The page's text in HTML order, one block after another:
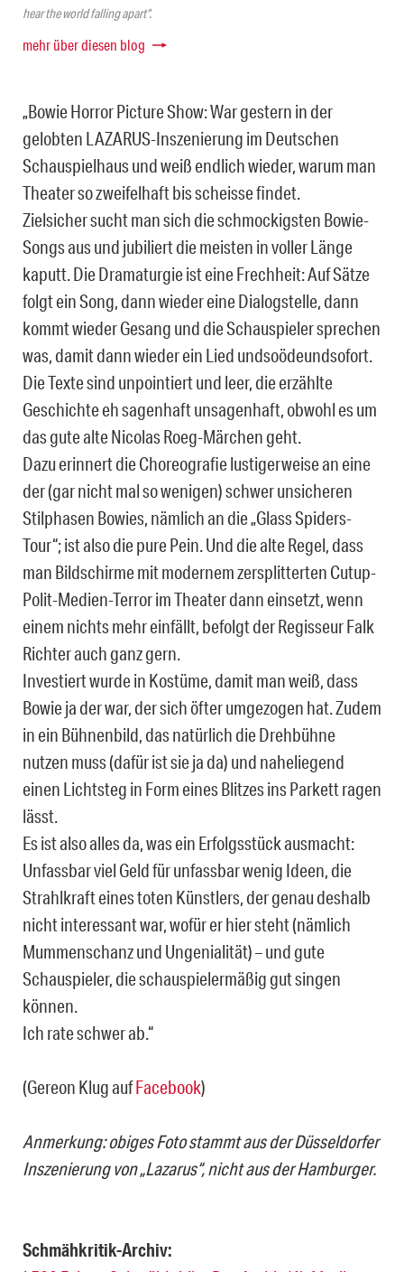
hear the world falling apart“.
mehr über diesen blog
„Bowie Horror Picture Show: War gestern in der
gelobten LAZARUS-Inszenierung im Deutschen
Schauspielhaus und weiß endlich wieder, warum man
Theater so zweifelhaft bis scheisse findet.
Zielsicher sucht man sich die schmockigsten Bowie-
Songs aus und jubiliert die meisten in voller Länge
kaputt. Die Dramaturgie ist eine Frechheit: Auf Sätze
folgt ein Song, dann wieder eine Dialogstelle, dann
kommt wieder Gesang und die Schauspieler sprechen
was, damit dann wieder ein Lied undsoödeundsofort.
Die Texte sind unpointiert und leer, die erzählte
Geschichte eh sagenhaft unsagenhaft, obwohl es um
das gute alte Nicolas Roeg-Märchen geht.
Dazu erinnert die Choreografie lustigerweise an eine
der (gar nicht mal so wenigen) schwer unsicheren
Stilphasen Bowies, nämlich an die „Glass Spiders-
Tour“; ist also die pure Pein. Und die alte Regel, dass
man Bildschirme mit modernem zersplitterten Cutup-
Polit-Medien-Terror im Theater dann einsetzt, wenn
einem nichts mehr einfällt, befolgt der Regisseur Falk
Richter auch ganz gern.
Investiert wurde in Kostüme, damit man weiß, dass
Bowie ja der war, der sich öfter umgezogen hat. Zudem
in ein Bühnenbild, das natürlich die Drehbühne
nutzen muss (dafür ist sie ja da) und naheliegend
einen Lichtsteg in Form eines Blitzes ins Parkett ragen
lässt.
Es ist also alles da, was ein Erfolgsstück ausmacht:
Unfassbar viel Geld für unfassbar wenig Ideen, die
Strahlkraft eines toten Künstlers, der genau deshalb
nicht interessant war, wofür er hier steht (nämlich
Mummenschanz und Ungenialität) – und gute
Schauspieler, die schauspielermäßig gut singen
können.
Ich rate schwer ab.“
(Gereon Klug aufFacebook)
Anmerkung: obiges Foto stammt aus der Düsseldorfer
Inszenierung von „Lazarus“, nicht aus der Hamburger.
Schmähkritik-Archiv: